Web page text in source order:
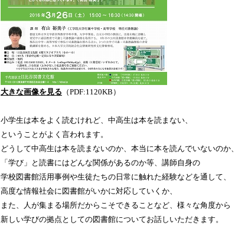
大きな画像を見る （PDF:1120KB）
小学生は本をよく読むけれど、中高生は本を読まない、
ということがよく言われます。
どうして中高生は本を読まないのか、本当に本を読んでいないのか、
「学び」と読書にはどんな関係があるのか等、講師自身の
学校図書館活用事例や生徒たちの日常に触れた経験などを通して、
高度な情報社会に図書館がいかに対応していくか、
また、人が集まる場所だからこそできることなど、様々な角度から
新しい学びの拠点としての図書館についてお話しいただきます。